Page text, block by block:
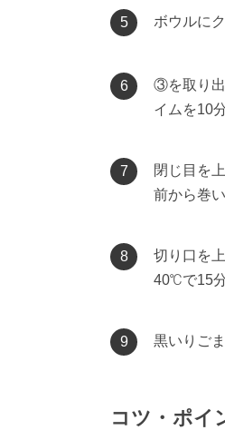
5 ボウルに
6
③を取り出
イムを10
7
閉じ目を
前から巻
8
切り口を
40℃で15
9 黒いりご
コツ・ポイ